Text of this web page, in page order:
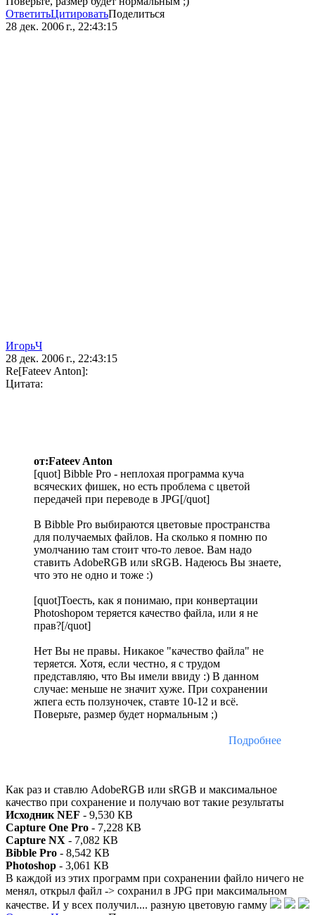
ОтветитьЦитироватьПоделиться
28 дек. 2006 г., 22:43:15
ИгорьЧ
28 дек. 2006 г., 22:43:15
Re[Fateev Anton]:
Цитата:
от:Fateev Anton
[quot] Bibble Pro - неплохая программа куча
всяческих фишек, но есть проблема с цветой
передачей при переводе в JPG[/quot]
В Bibble Pro выбираются цветовые пространства
для получаемых файлов. На сколько я помню по
умолчанию там стоит что-то левое. Вам надо
ставить AdobeRGB или sRGB. Надеюсь Вы знаете,
что это не одно и тоже :)
[quot]Тоесть, как я понимаю, при конвертации
Photoshopом теряется качество файла, или я не
прав?[/quot]
Нет Вы не правы. Никакое "качество файла" не
теряется. Хотя, если честно, я с трудом
представляю, что Вы имели ввиду :) В данном
случае: меньше не значит хуже. При сохранении
жпега есть ползуночек, ставте 10-12 и всё.
Поверьте, размер будет нормальным ;)
Подробнее
Как раз и ставлю AdobeRGB или sRGB и максимальное
качество при сохранение и получаю вот такие результаты
Исходник NEF - 9,530 КВ
Capture One Pro - 7,228 КВ
Capture NX - 7,082 КВ
Bibble Pro - 8,542 КВ
Photoshop - 3,061 КВ
В каждой из этих программ при сохранении файло ничего не
менял, открыл файл -> сохранил в JPG при максимальном
качестве. И у всех получил.... разную цветовую гамму